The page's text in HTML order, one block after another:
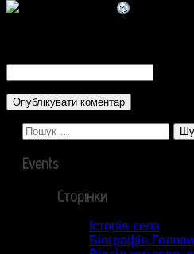
Пошук:
Events
Сторінки
Історія села
Біографія Голови